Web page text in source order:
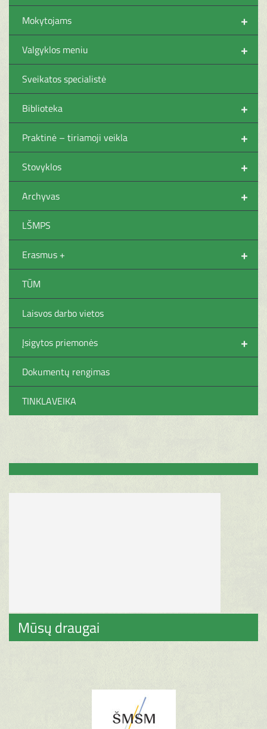
+
Mokytojams
+
Valgyklos meniu
Sveikatos specialistė
+
Biblioteka
+
Praktinė – tiriamoji veikla
+
Stovyklos
+
Archyvas
LŠMPS
+
Erasmus +
TŪM
Laisvos darbo vietos
+
Įsigytos priemonės
Dokumentų rengimas
TINKLAVEIKA
Mūsų draugai